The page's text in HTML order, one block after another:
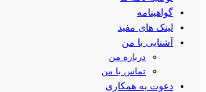
گواهینامه
لینک های مفید
آشنایی با من
درباره من
تماس با من
دعوت به همکاری